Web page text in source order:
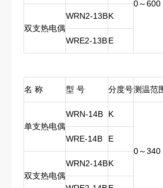
0～600
双支热电偶
WRN2-13BK
WRE2-13BE
名 称 型 号 分度号测温范
单支热电偶
WRN-14B K
0～340
WRE-14B E
双支热电偶
WRN2-14BK